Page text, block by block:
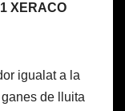
XERACO
igualat a la
de lluita